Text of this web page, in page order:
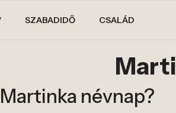
SZABADIDŐ CSALÁD
névnap?